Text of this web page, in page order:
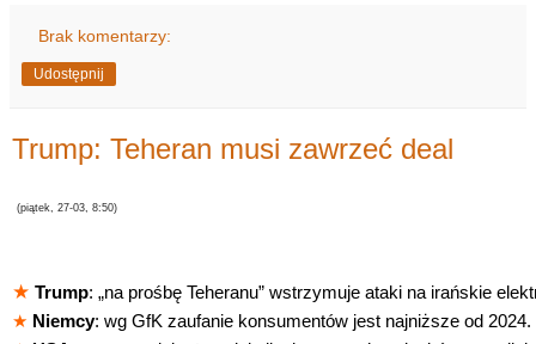
Brak komentarzy:
Udostępnij
Trump: Teheran musi zawrzeć deal
(piątek, 27-03, 8:50)
★ Trump: „na prośbę Teheranu” wstrzymuje ataki na irańskie
★ Niemcy: wg GfK zaufanie konsumentów jest najniższe od 2024.